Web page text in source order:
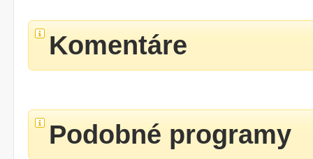
Komentáre
Podobné programy